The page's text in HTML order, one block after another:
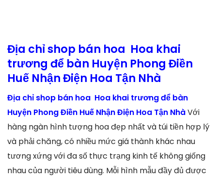
Địa chỉ shop bán hoa Hoa khai
trương để bàn Huyện Phong Điền
Huế Nhận Điện Hoa Tận Nhà
Địa chỉ shop bán hoa Hoa khai trương để bàn
Huyện Phong Điền Huế Nhận Điện Hoa Tận NhàVới
hàng ngàn hình tượng hoa đẹp nhất và túi tiền hợp lý
và phải chăng, có nhiều mức giá thành khác nhau
tương xứng với đa số thực trạng kinh tế không giống
nhau của người tiêu dùng. Mỗi hình mẫu đầy đủ được